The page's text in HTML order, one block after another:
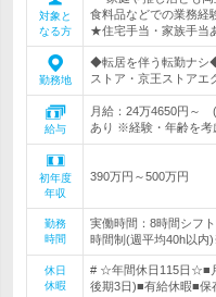
対象と
なる方
食料品などでの業務経
★住宅手当・家族手当
勤務地
◆転居を伴う転勤ナシ
ストア・京王ストアエ
給与
月給：24万4650円
あり ※経験・年齢を考
初年度
年収
390万円～500万円
勤務
時間
実働時間：8時間シフ
時間制(週平均40h以内
休日
休暇
# ☆年間休日115日☆■
後期3日)■有給休暇■保